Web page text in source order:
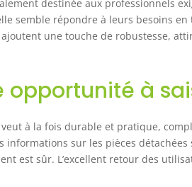
destinée aux professionnels
semble répondre à leurs besoins en
une touche de robustesse,
à
à la fois durable et pratique,
informations sur les pièces
est sûr. L’excellent retour des